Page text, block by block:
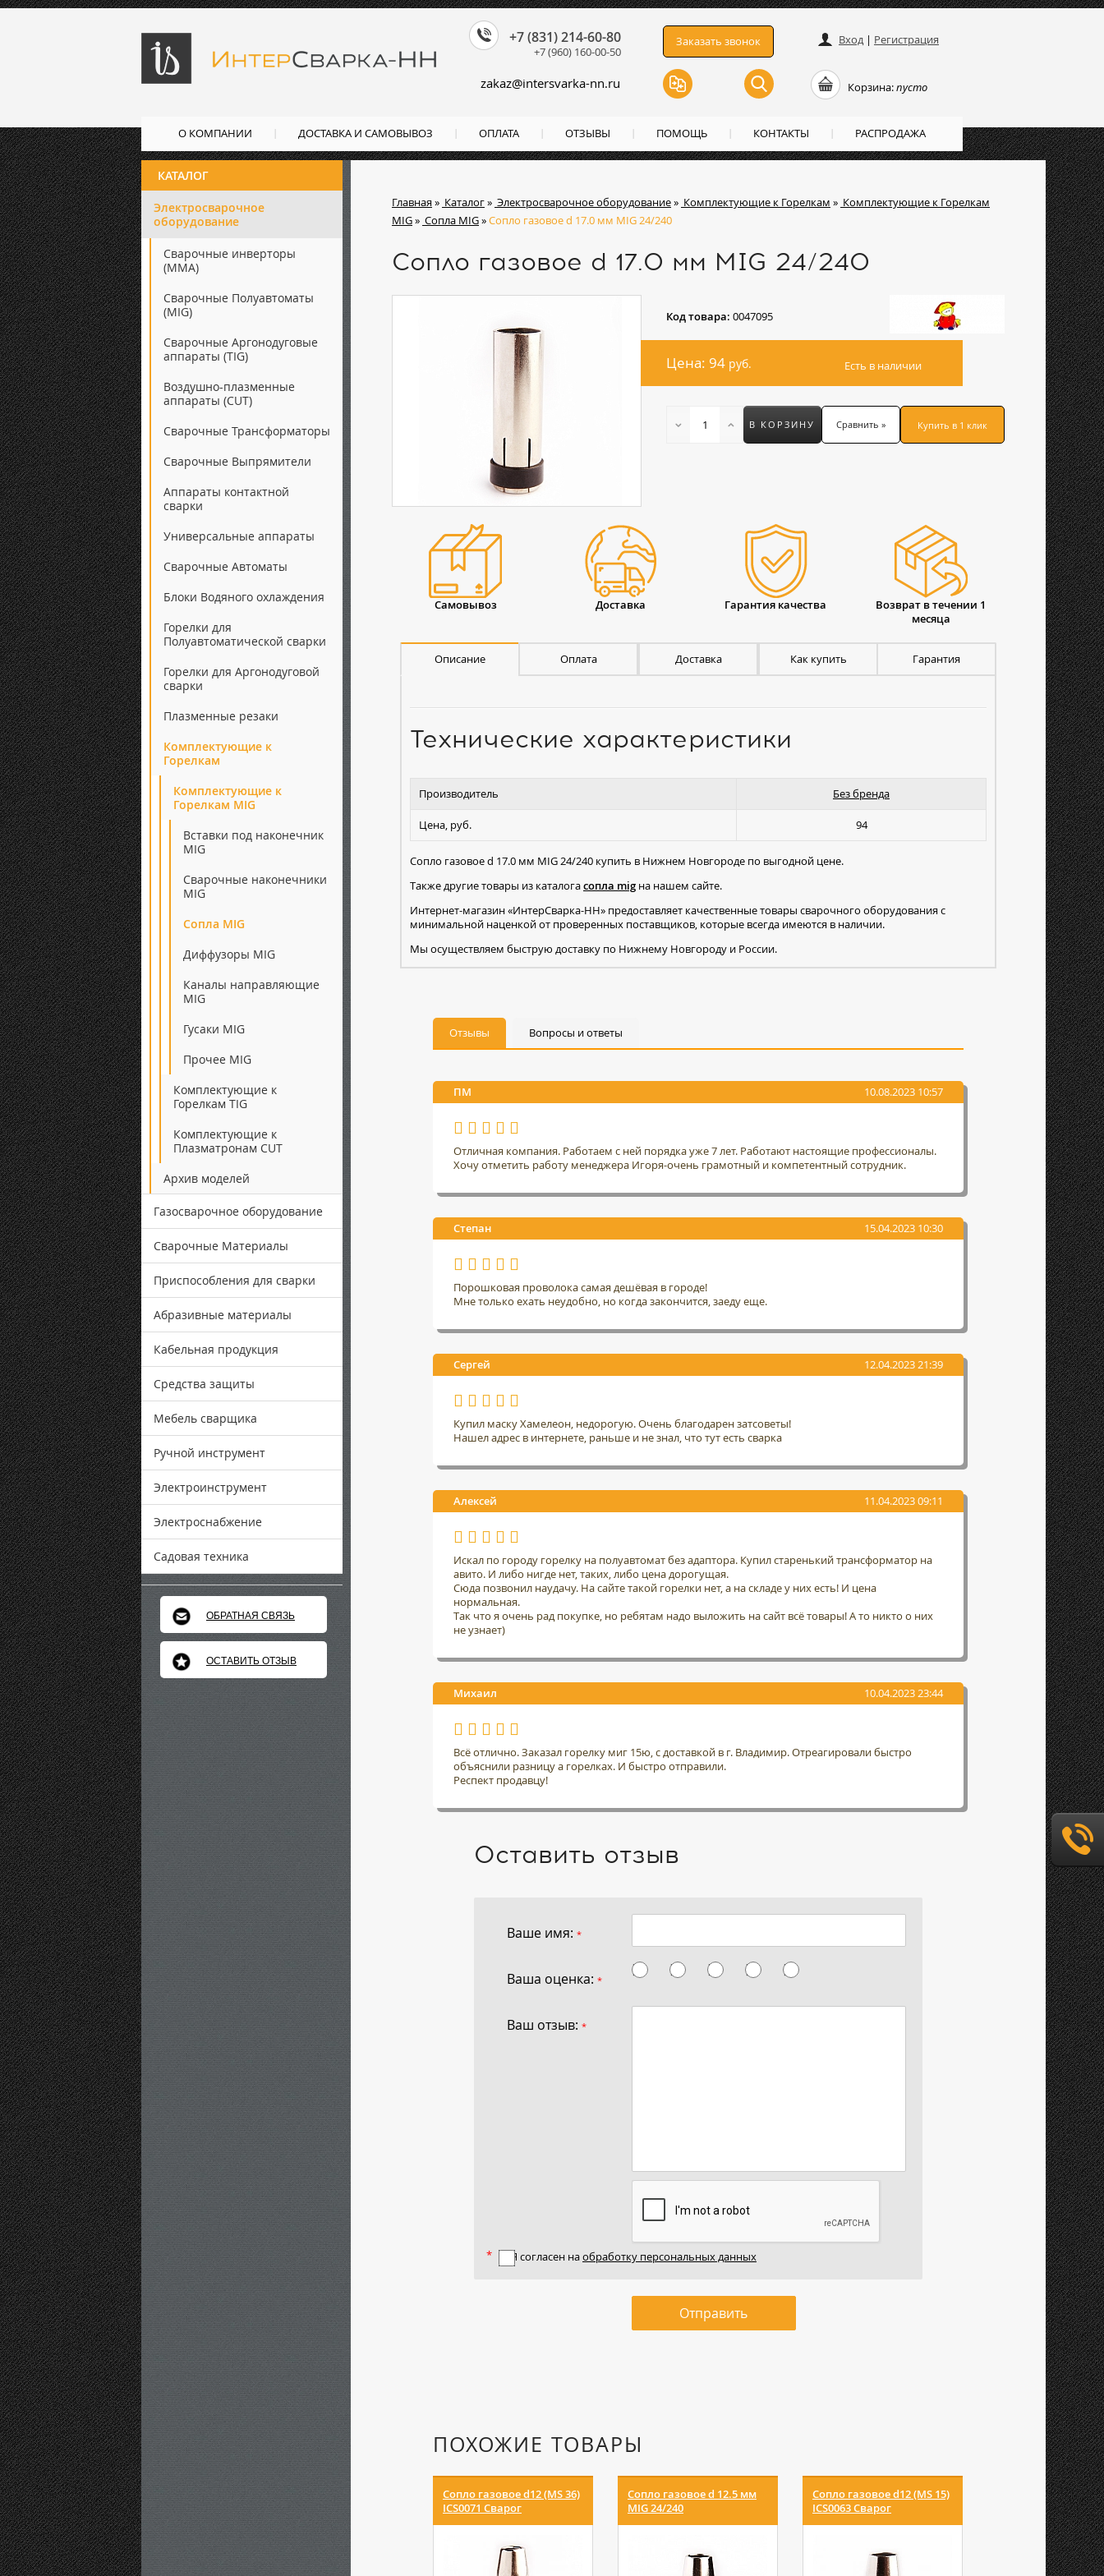
Главная» Каталог» Электросварочное оборудование» Комплектующие к Горелкам » Комплектующие к Горелкам
MIG» Сопла MIG»Сопло газовое d 17.0 мм MIG 24/240
Сопло газовое d 17.0 мм MIG 24/240
Код товара: 0047095
Цена: 94 руб. Есть в наличии
В КОРЗИНУ Сравнить » Купить в 1 клик
Самовывоз Доставка Гарантия качества
Возврат в течении 1
месяца
Описание Оплата Доставка Как купить Гарантия
Технические характеристики
Производитель Без бренда
Цена, руб. 94
Сопло газовое d 17.0 мм MIG 24/240 купить в Нижнем Новгороде по выгодной цене.
Также другие товары из каталогасопла mig на нашем сайте.
Интернет-магазин «ИнтерСварка-НН» предоставляет качественные товары сварочного оборудования с
минимальной наценкой от проверенных поставщиков, которые всегда имеются в наличии.
Мы осуществляем быструю доставку по Нижнему Новгороду и России.
Отзывы Вопросы и ответы
ПМ 10.08.2023 10:57
Отличная компания. Работаем с ней порядка уже 7 лет. Работают настоящие профессионалы.
Хочу отметить работу менеджера Игоря-очень грамотный и компетентный сотрудник.
Степан 15.04.2023 10:30
Порошковая проволока самая дешёвая в городе!
Мне только ехать неудобно, но когда закончится, заеду еще.
Сергей 12.04.2023 21:39
Купил маску Хамелеон, недорогую. Очень благодарен затсоветы!
Нашел адрес в интернете, раньше и не знал, что тут есть сварка
Алексей 11.04.2023 09:11
Искал по городу горелку на полуавтомат без адаптора. Купил старенький трансформатор на
авито. И либо нигде нет, таких, либо цена дорогущая.
Сюда позвонил наудачу. На сайте такой горелки нет, а на складе у них есть! И цена
нормальная.
Так что я очень рад покупке, но ребятам надо выложить на сайт всё товары! А то никто о них
не узнает)
Михаил 10.04.2023 23:44
Всё отлично. Заказал горелку миг 15ю, с доставкой в г. Владимир. Отреагировали быстро
объяснили разницу а горелках. И быстро отправили.
Респект продавцу!
Оставить отзыв
Ваше имя: *
Ваша оценка: *
Ваш отзыв: *
Я согласен наобработку персональных данных
Отправить
ПОХОЖИЕ ТОВАРЫ
Сопло газовое d12 (MS 36)
ICS0071 Сварог
Сопло газовое d 12.5 мм
MIG 24/240
Сопло газовое d12 (MS 15)
ICS0063 Сварог
Сопло газовое d
КАТАЛОГ
Электросварочное
оборудование
Сварочные инверторы
(ММА)
Сварочные Полуавтоматы
(MIG)
Сварочные Аргонодуговые
аппараты (TIG)
Воздушно-плазменные
аппараты (CUT)
Сварочные Трансформаторы
Сварочные Выпрямители
Аппараты контактной
сварки
Универсальные аппараты
Сварочные Автоматы
Блоки Водяного охлаждения
Горелки для
Полуавтоматической сварки
Горелки для Аргонодуговой
сварки
Плазменные резаки
Комплектующие к
Горелкам
Комплектующие к
Горелкам MIG
Вставки под наконечник
MIG
Сварочные наконечники
MIG
Сопла MIG
Диффузоры MIG
Каналы направляющие
MIG
Гусаки MIG
Прочее MIG
Комплектующие к
Горелкам TIG
Комплектующие к
Плазматронам CUT
Архив моделей
Газосварочное оборудование
Сварочные Материалы
Приспособления для сварки
Абразивные материалы
Кабельная продукция
Средства защиты
Мебель сварщика
Ручной инструмент
Электроинструмент
Электроснабжение
Садовая техника
ОБРАТНАЯ СВЯЗЬ
ОСТАВИТЬ ОТЗЫВ
Вход| Регистрация
Корзина:пусто
Заказать звонок
zakaz@intersvarka-nn.ru
+7 (831) 214-60-80
+7 (960) 160-00-50
О КОМПАНИИ ДОСТАВКА И САМОВЫВОЗ ОПЛАТА ОТЗЫВЫ ПОМОЩЬ КОНТАКТЫ РАСПРОДАЖА